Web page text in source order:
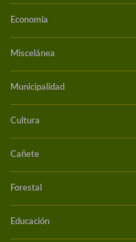
Economía
Miscelánea
Municipalidad
Cultura
Cañete
Forestal
Educación